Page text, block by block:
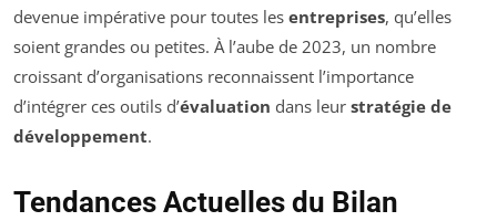
devenue impérative pour toutes les entreprises, qu’elles
soient grandes ou petites. À l’aube de 2023, un nombre
croissant d’organisations reconnaissent l’importance
d’intégrer ces outils d’évaluation dans leur stratégie de
développement.
Tendances Actuelles du Bilan